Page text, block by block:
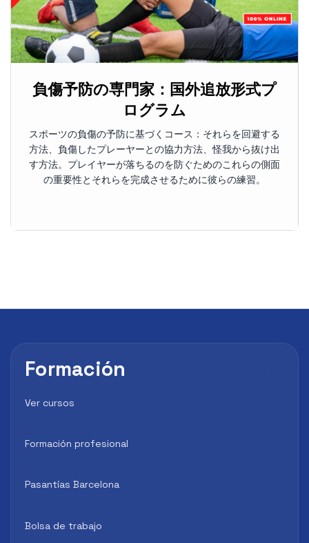
スポーツ栄養の専門家。国外追放形
式プログラム
スポーツ栄養の専門家のこのコースでは、食事と補充計画
を伴う物理的コンディショニング計画に従う方法の専門化
に興味のある人を訓練しようとしています。容量でこの重
要なタスクを行使できるようにトレーニングを求めている
Formación
Ver cursos
Formación profesional
Pasantías Barcelona
Bolsa de trabajo